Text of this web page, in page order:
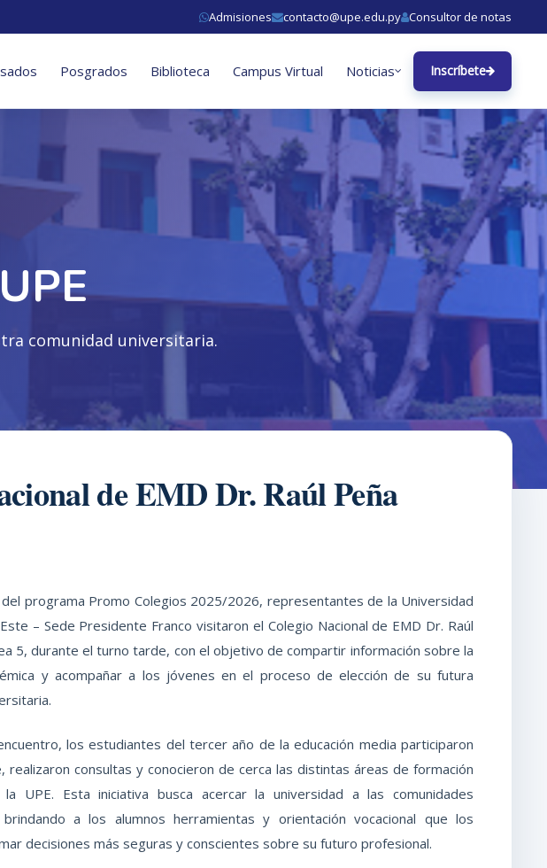
Admisiones contacto@upe.edu.py Consultor de notas
Posgrados Biblioteca Campus Virtual Noticias Inscríbete
comunidad universitaria.
de EMD Dr. Raúl Peña
del programa Promo Colegios 2025/2026, representantes de la Universidad
– Sede Presidente Franco visitaron el Colegio Nacional de EMD Dr. Raúl
5, durante el turno tarde, con el objetivo de compartir información sobre la
y acompañar a los jóvenes en el proceso de elección de su futura
los estudiantes del tercer año de la educación media participaron
realizaron consultas y conocieron de cerca las distintas áreas de formación
UPE. Esta iniciativa busca acercar la universidad a las comunidades
brindando a los alumnos herramientas y orientación vocacional que los
decisiones más seguras y conscientes sobre su futuro profesional.